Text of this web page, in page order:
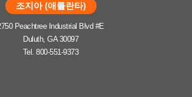
조지아 (애틀란타)
Peachtree Industrial Blvd #E
Duluth, GA 30097
Tel. 800-551-9373